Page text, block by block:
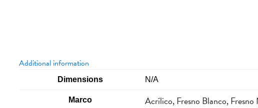
Additional information
Dimensions N/A
Marco Acrílico, Fresno Blanco,